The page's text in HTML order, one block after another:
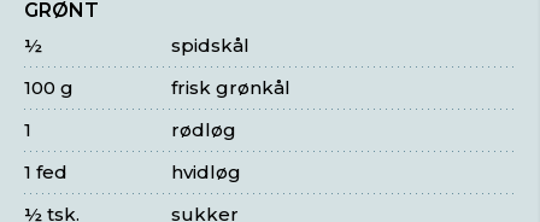
GRØNT
spidskål
½
frisk grønkål
100 g
rødløg
1
hvidløg
1 fed
sukker
½ tsk.